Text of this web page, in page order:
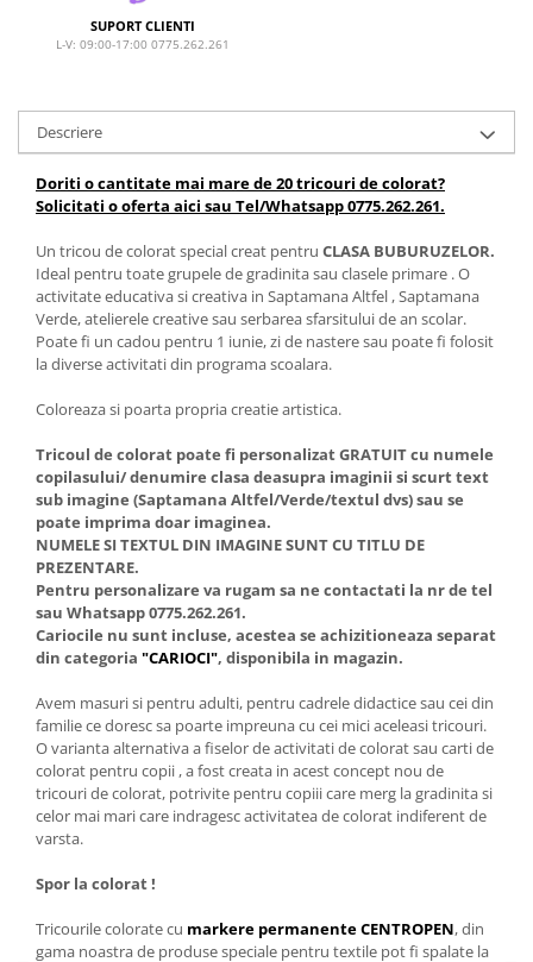
SUPORT CLIENTI
L-V: 09:00-17:00 0775.262.261
Descriere
Doriti o cantitate mai mare de 20 tricouri de colorat?
Solicitati o oferta aici sau Tel/Whatsapp 0775.262.261.
Un tricou de colorat special creat pentru CLASA BUBURUZELOR.
Ideal pentru toate grupele de gradinita sau clasele primare . O
activitate educativa si creativa in Saptamana Altfel , Saptamana
Verde, atelierele creative sau serbarea sfarsitului de an scolar.
Poate fi un cadou pentru 1 iunie, zi de nastere sau poate fi folosit
la diverse activitati din programa scoalara.
Coloreaza si poarta propria creatie artistica.
Tricoul de colorat poate fi personalizat GRATUIT cu numele
copilasului/ denumire clasa deasupra imaginii si scurt text
sub imagine (Saptamana Altfel/Verde/textul dvs) sau se
poate imprima doar imaginea.
NUMELE SI TEXTUL DIN IMAGINE SUNT CU TITLU DE
PREZENTARE.
Pentru personalizare va rugam sa ne contactati la nr de tel
sau Whatsapp 0775.262.261.
Cariocile nu sunt incluse, acestea se achizitioneaza separat
din categoria "CARIOCI", disponibila in magazin.
Avem masuri si pentru adulti, pentru cadrele didactice sau cei din
familie ce doresc sa poarte impreuna cu cei mici aceleasi tricouri.
O varianta alternativa a fiselor de activitati de colorat sau carti de
colorat pentru copii , a fost creata in acest concept nou de
tricouri de colorat, potrivite pentru copiii care merg la gradinita si
celor mai mari care indragesc activitatea de colorat indiferent de
varsta.
Spor la colorat !
Tricourile colorate cu markere permanente CENTROPEN, din
gama noastra de produse speciale pentru textile pot fi spalate la